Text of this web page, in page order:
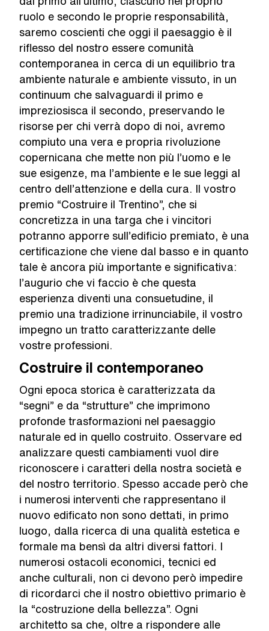
ruolo e secondo le proprie responsabilità,
saremo coscienti che oggi il paesaggio è il
riflesso del nostro essere comunità
contemporanea in cerca di un equilibrio tra
ambiente naturale e ambiente vissuto, in un
continuum che salvaguardi il primo e
impreziosisca il secondo, preservando le
risorse per chi verrà dopo di noi, avremo
compiuto una vera e propria rivoluzione
copernicana che mette non più l’uomo e le
sue esigenze, ma l’ambiente e le sue leggi al
centro dell’attenzione e della cura. Il vostro
premio “Costruire il Trentino”, che si
concretizza in una targa che i vincitori
potranno apporre sull’edificio premiato, è una
certificazione che viene dal basso e in quanto
tale è ancora più importante e significativa:
l’augurio che vi faccio è che questa
esperienza diventi una consuetudine, il
premio una tradizione irrinunciabile, il vostro
impegno un tratto caratterizzante delle
vostre professioni.
Costruire il contemporaneo
Ogni epoca storica è caratterizzata da
“segni” e da “strutture” che imprimono
profonde trasformazioni nel paesaggio
naturale ed in quello costruito. Osservare ed
analizzare questi cambiamenti vuol dire
riconoscere i caratteri della nostra società e
del nostro territorio. Spesso accade però che
i numerosi interventi che rappresentano il
nuovo edificato non sono dettati, in primo
luogo, dalla ricerca di una qualità estetica e
formale ma bensì da altri diversi fattori. I
numerosi ostacoli economici, tecnici ed
anche culturali, non ci devono però impedire
di ricordarci che il nostro obiettivo primario è
la “costruzione della bellezza”. Ogni
architetto sa che, oltre a rispondere alle